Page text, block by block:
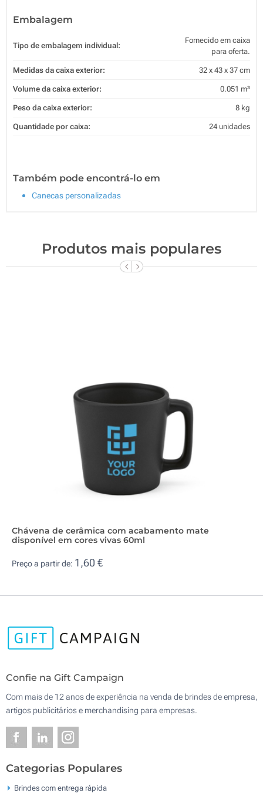
Embalagem
Tipo de embalagem individual:
Fornecido em caixa
para oferta.
Medidas da caixa exterior: 32 x 43 x 37 cm
Volume da caixa exterior: 0.051 m³
Peso da caixa exterior: 8 kg
Quantidade por caixa: 24 unidades
Também pode encontrá-lo em
Canecas personalizadas
Produtos mais populares
Chávena de cerâmica com acabamento mate
disponível em cores vivas 60ml
Preço a partir de: 1,60 €
Confie na Gift Campaign
Com mais de 12 anos de experiência na venda de brindes de empresa,
artigos publicitários e merchandising para empresas.
Categorias Populares
Brindes com entrega rápida